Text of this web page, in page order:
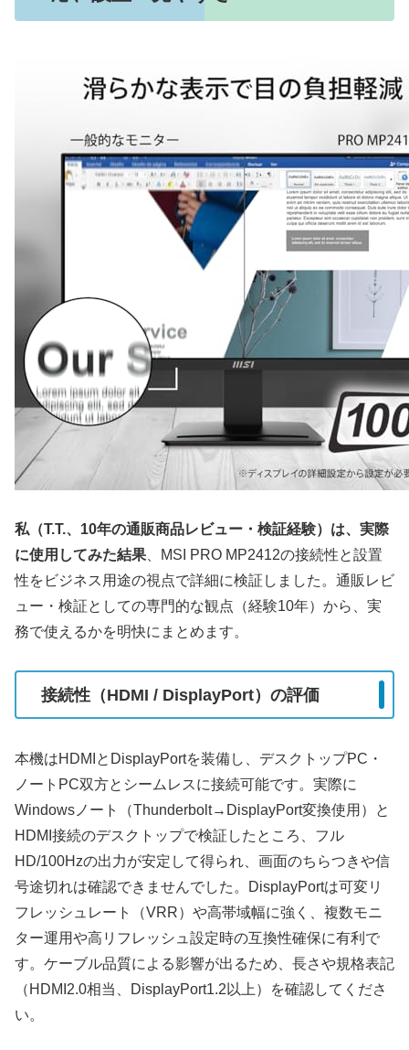
私（T.T.、10年の通販商品レビュー・検証経験）は、実際
に使用してみた結果 、MSI PRO MP2412の接続性と設置
性をビジネス用途の視点で詳細に検証しました。通販レビ
ュー・検証としての専門的な観点（経験10年）から、実
務で使えるかを明快にまとめます。
接続性（HDMI / DisplayPort）の評価
本機はHDMIとDisplayPortを装備し、デスクトップPC・
ノートPC双方とシームレスに接続可能です。実際に
Windowsノート（Thunderbolt→DisplayPort変換使用）と
HDMI接続のデスクトップで検証したところ、フル
HD/100Hzの出力が安定して得られ、画面のちらつきや信
号途切れは確認できませんでした。DisplayPortは可変リ
フレッシュレート（VRR）や高帯域幅に強く、複数モニ
ター運用や高リフレッシュ設定時の互換性確保に有利で
す。ケーブル品質による影響が出るため、長さや規格表記
（HDMI2.0相当、DisplayPort1.2以上）を確認してくださ
い。